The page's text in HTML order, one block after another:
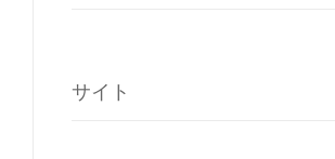
サイト